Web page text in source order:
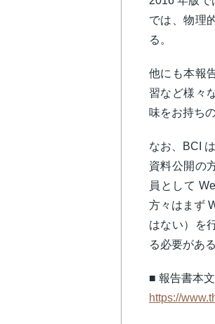
では、物理
る。
他にも本報
習など様々
味をお持ち
なお、BCI
資料公開の
員として
方々はまず
はない）を
る必要があ
■ 報告書本
https://